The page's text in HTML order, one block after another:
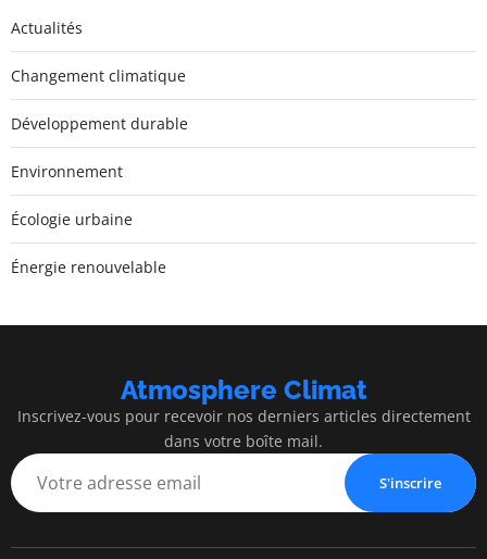
Actualités
Changement climatique
Développement durable
Environnement
Écologie urbaine
Énergie renouvelable
Atmosphere Climat
Inscrivez-vous pour recevoir nos derniers articles directement
dans votre boîte mail.
S'inscrire